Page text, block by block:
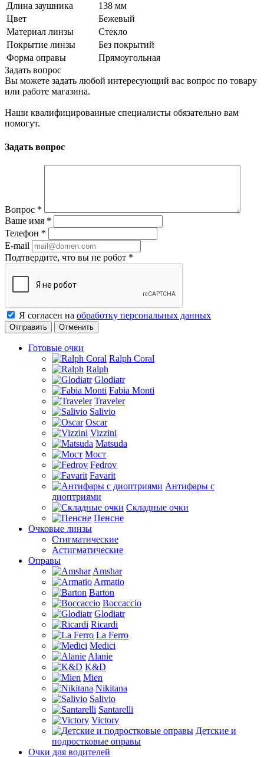
Длина заушника
138 мм
Цвет
Бежевый
Материал линзы
Стекло
Покрытие линзы
Без покрытий
Форма оправы
Прямоугольная
Задать вопрос
Вы можете задать любой интересующий вас вопрос по товару
или работе магазина.
Наши квалифицированные специалисты обязательно вам
помогут.
Задать вопрос
Вопрос *
Ваше имя *
Телефон *
E-mail
Подтвердите, что вы не робот *
Я согласен на обработку персональных данных
Отменить
Готовые очки
Ralph Coral
Ralph
Glodiatr
Fabia Monti
Traveler
Salivio
Oscar
Vizzini
Matsuda
Мост
Fedrov
Favarit
Антифары с
диоптриями
Складные очки
Пенсне
Очковые линзы
Стигматические
Астигматические
Оправы
Amshar
Armatio
Barton
Boccaccio
Glodiatr
Ricardi
La Ferro
Medici
Alanie
K&D
Mien
Nikitana
Salivio
Santarelli
Victory
Детские и
подростковые оправы
Очки для водителей